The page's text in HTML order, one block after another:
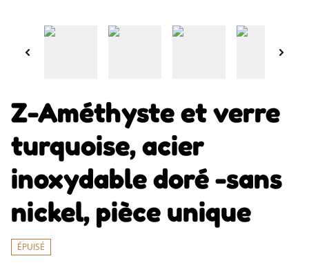
Z-Améthyste et verre
turquoise, acier
inoxydable doré -sans
nickel, pièce unique
ÉPUISÉ